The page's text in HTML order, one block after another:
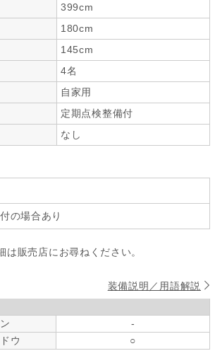
399cm
180cm
145cm
4名
自家用
定期点検整備付
なし
の場合あり
販売店にお尋ねください。
装備説明／用語解説
-
ウ
○